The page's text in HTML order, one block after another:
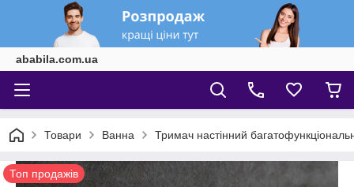
ababila.com.ua
Товари Ванна Тримач настінний
Топ продажів